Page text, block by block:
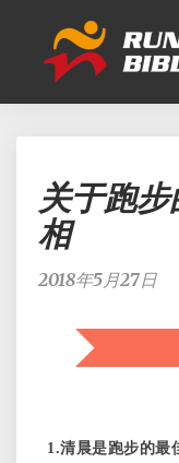
关于跑
相
2018年5月27日
1.清晨是跑步的最